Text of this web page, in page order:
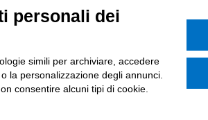
POLICIES AND TERMS
personali dei
simili per archiviare, accedere
la personalizzazione degli annunci.
consentire alcuni tipi di cookie.